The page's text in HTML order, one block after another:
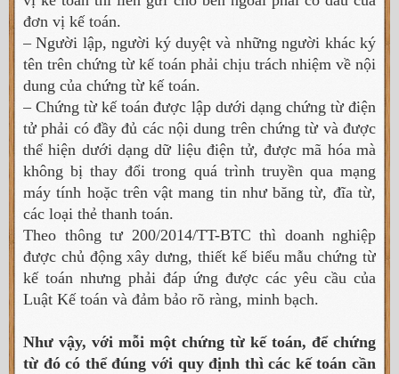
đơn vị kế toán.
– Người lập, người ký duyệt và những người khác ký
tên trên chứng từ kế toán phải chịu trách nhiệm về nội
dung của chứng từ kế toán.
– Chứng từ kế toán được lập dưới dạng chứng từ điện
tử phải có đầy đủ các nội dung trên chứng từ và được
thể hiện dưới dạng dữ liệu điện tử, được mã hóa mà
không bị thay đổi trong quá trình truyền qua mạng
máy tính hoặc trên vật mang tin như băng từ, đĩa từ,
các loại thẻ thanh toán.
Theo thông tư 200/2014/TT-BTC thì doanh nghiệp
được chủ động xây dưng, thiết kế biểu mẫu chứng từ
kế toán nhưng phải đáp ứng được các yêu cầu của
Luật Kế toán và đảm bảo rõ ràng, minh bạch.
Như vậy, với mỗi một chứng từ kế toán, để chứng
từ đó có thể đúng với quy định thì các kế toán cần